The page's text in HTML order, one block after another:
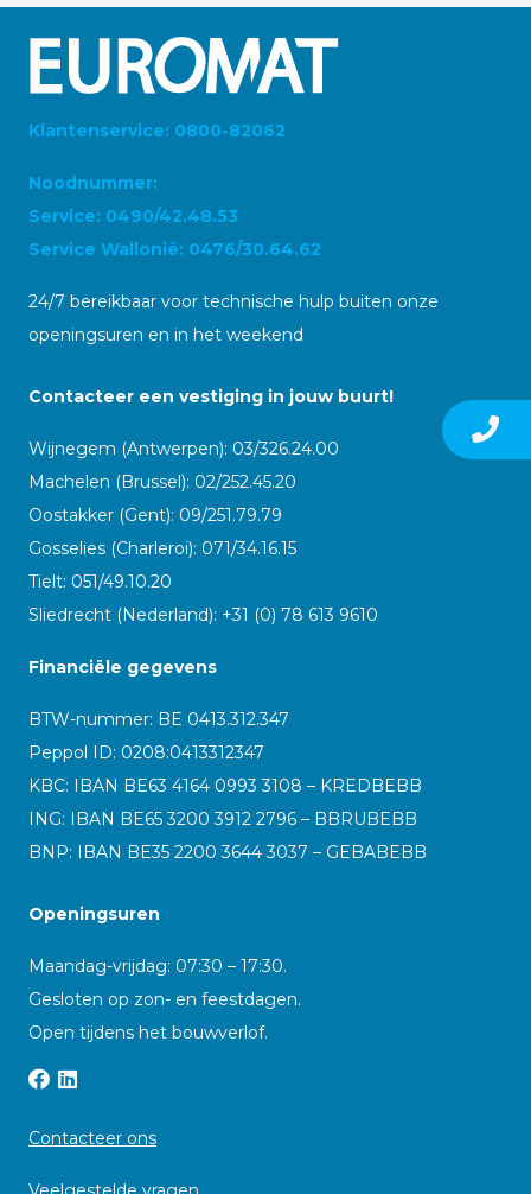
Klantenservice: 0800-82062
Noodnummer:
Service: 0490/42.48.53
Service Wallonië: 0476/30.64.62
24/7 bereikbaar voor technische hulp buiten onze
openingsuren en in het weekend
Contacteer een vestiging in jouw buurt!
Wijnegem (Antwerpen): 03/326.24.00
Machelen (Brussel): 02/252.45.20
Oostakker (Gent): 09/251.79.79
Gosselies (Charleroi): 071/34.16.15
Tielt: 051/49.10.20
Sliedrecht (Nederland): +31 (0) 78 613 9610
Financiële gegevens
BTW-nummer: BE 0413.312.347
Peppol ID: 0208:0413312347
KBC: IBAN BE63 4164 0993 3108 – KREDBEBB
ING: IBAN BE65 3200 3912 2796 – BBRUBEBB
BNP: IBAN BE35 2200 3644 3037 – GEBABEBB
Openingsuren
Maandag-vrijdag: 07:30 – 17:30.
Gesloten op zon- en feestdagen.
Open tijdens het bouwverlof.
Contacteer ons